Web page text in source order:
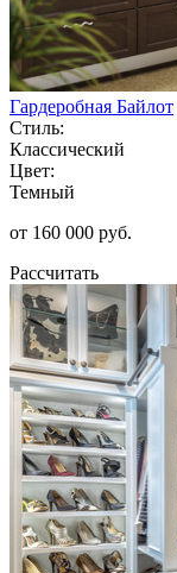
Гардеробная Байлот
Стиль:
Классический
Цвет:
Темный
от 160 000 руб.
Рассчитать